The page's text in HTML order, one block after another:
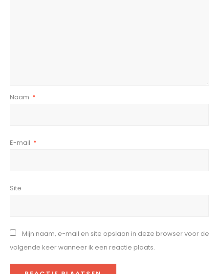
Naam *
E-mail *
Site
Mijn naam, e-mail en site opslaan in deze browser voor de
volgende keer wanneer ik een reactie plaats.